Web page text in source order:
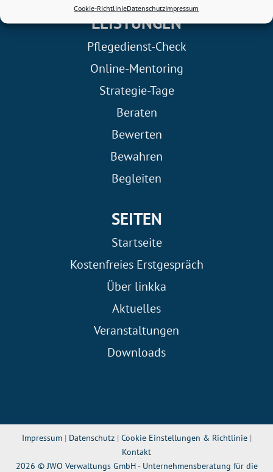
Cookie-RichtlinieDatenschutzImpressum
LEISTUNGEN
Pflegedienst-Check
Online-Mentoring
Strategie-Tage
Beraten
Bewerten
Bewahren
Begleiten
SEITEN
Startseite
Kostenfreies Erstgespräch
Über linkka
Aktuelles
Veranstaltungen
Downloads
Impressum| Datenschutz| Cookie Einstellungen & Richtlinie |
Kontakt
2026 © JWO Verwaltungs GmbH - Unternehmensberatung für die